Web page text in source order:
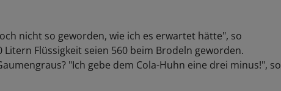
nicht so geworden, wie ich es erwartet hätte", so
Litern Flüssigkeit seien 560 beim Brodeln geworden.
"Ich gebe dem Cola-Huhn eine drei minus!", so